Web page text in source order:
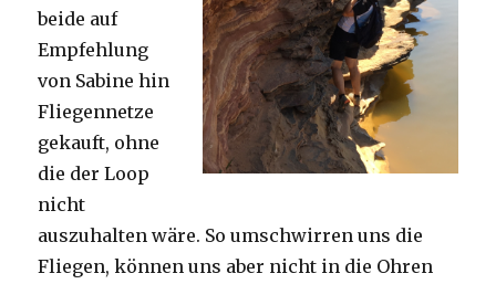
beide auf
Empfehlung
von Sabine hin
Fliegennetze
gekauft, ohne
die der Loop
nicht
auszuhalten wäre. So umschwirren uns die
Fliegen, können uns aber nicht in die Ohren